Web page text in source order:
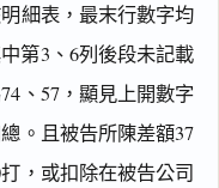
細表，最末行數字均
第3、6列後段未記載
、57，顯見上開數字
。且被告所陳差額37
，或扣除在被告公司